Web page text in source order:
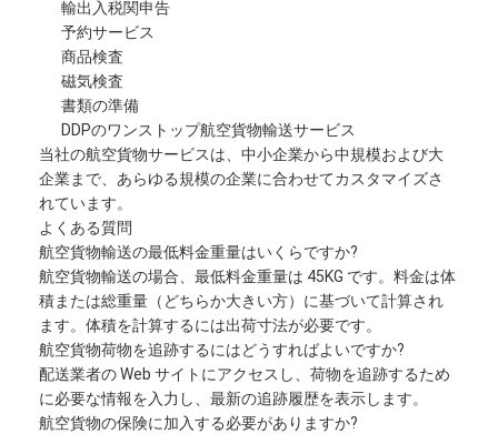
輸出入税関申告
予約サービス
商品検査
磁気検査
書類の準備
DDPのワンストップ航空貨物輸送サービス
当社の航空貨物サービスは、中小企業から中規模および大
企業まで、あらゆる規模の企業に合わせてカスタマイズさ
れています。
よくある質問
航空貨物輸送の最低料金重量はいくらですか?
航空貨物輸送の場合、最低料金重量は 45KG です。料金は体
積または総重量（どちらか大きい方）に基づいて計算され
ます。体積を計算するには出荷寸法が必要です。
航空貨物荷物を追跡するにはどうすればよいですか?
配送業者の Web サイトにアクセスし、荷物を追跡するため
に必要な情報を入力し、最新の追跡履歴を表示します。
航空貨物の保険に加入する必要がありますか?